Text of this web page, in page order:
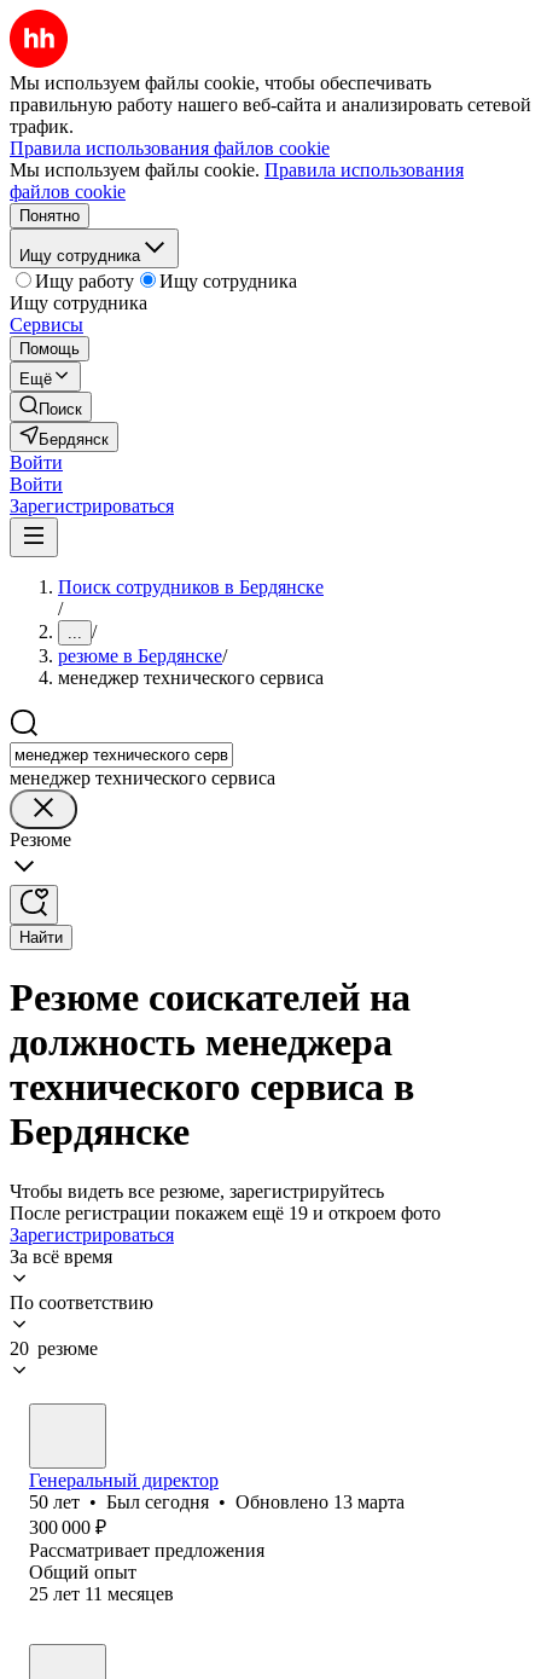
Мы используем файлы cookie, чтобы обеспечивать
правильную работу нашего веб-сайта и анализировать сетевой
трафик.
Правила использования файлов cookie
Мы используем файлы cookie. Правила использования
файлов cookie
Понятно
Ищу сотрудника
Ищу работу
Ищу сотрудника
Ищу сотрудника
Сервисы
Помощь
Ещё
Поиск
Бердянск
Войти
Войти
Зарегистрироваться
Поиск сотрудников в Бердянске
/
... /
резюме в Бердянске/
менеджер технического сервиса
менеджер технического сервиса
Резюме
Найти
Резюме соискателей на
должность менеджера
технического сервиса в
Бердянске
Чтобы видеть все резюме, зарегистрируйтесь
После регистрации покажем ещё 19 и откроем фото
Зарегистрироваться
За всё время
По соответствию
20 резюме
Генеральный директор
50 лет • Был сегодня • Обновлено 13 марта
300 000 ₽
Рассматривает предложения
Общий опыт
25 лет 11 месяцев